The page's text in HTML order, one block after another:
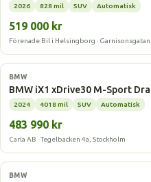
2026 828 mil SUV Automatisk
519 000 kr
Förenade Bil i Helsingborg ·
Elbil
BMW
BMW iX1 xDrive30 M-Sport
2024 4018 mil SUV Automatisk
483 990 kr
Carla AB · Tegelbacken 4a, Stockholm
Elbil
BMW